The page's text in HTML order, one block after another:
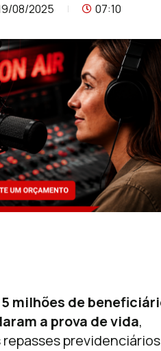
08/2025 07:10
milhões de
a prova de vida,